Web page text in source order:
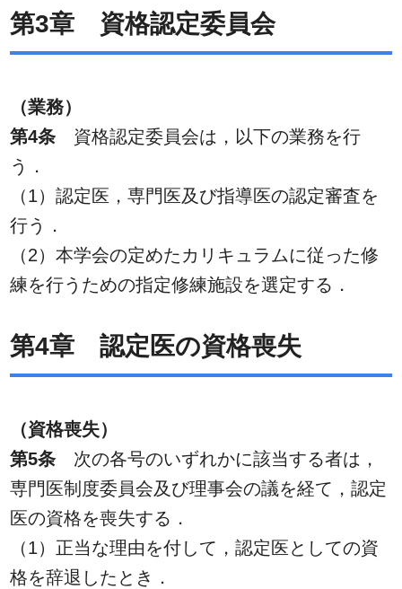
第3章 資格認定委員会
（業務）
第4条 資格認定委員会は，以下の業務を行
う．
（1）認定医，専門医及び指導医の認定審査を
行う．
（2）本学会の定めたカリキュラムに従った修
練を行うための指定修練施設を選定する．
第4章 認定医の資格喪失
（資格喪失）
第5条 次の各号のいずれかに該当する者は，
専門医制度委員会及び理事会の議を経て，認定
医の資格を喪失する．
（1）正当な理由を付して，認定医としての資
格を辞退したとき．